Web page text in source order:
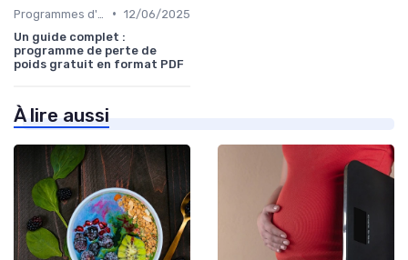
• 12/06/2025
Un guide complet :
programme de perte de
poids gratuit en format PDF
À lire aussi